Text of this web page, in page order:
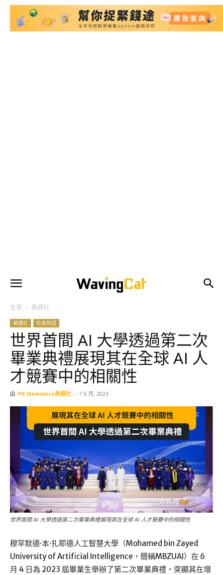
主頁 美通社
美通社 社會熱話
世界首間 AI 大學透過第二次
畢業典禮展現其在全球 AI 人
才競賽中的相關性
由 PR Newswire美通社 - 7 6 月, 2023
世界首間 AI 大學透過第二次畢業典禮展現其在全球 AI 人才競賽中的相關性
穆罕默德·本·扎耶德人工智慧大學（Mohamed bin Zayed
University of Artificial Intelligence，簡稱MBZUAI）在 6
月 4 日為 2023 屆畢業生舉辦了第二次畢業典禮，突顯其在增